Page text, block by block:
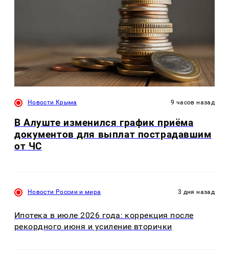
Новости Крыма 9 часов назад
В Алуште изменился график приёма
документов для выплат пострадавшим
от ЧС
Новости России и мира 3 дня назад
Ипотека в июле 2026 года: коррекция после
рекордного июня и усиление вторички